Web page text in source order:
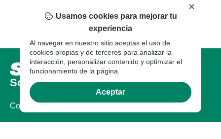
Sobre nosotros
Compañia
×
Usamos cookies para mejorar tu
experiencia
Al navegar en nuestro sitio aceptas el uso de
cookies propias y de terceros para analizar la
interacción, personalizar contenido y optimizar el
funcionamiento de la página.
Aceptar